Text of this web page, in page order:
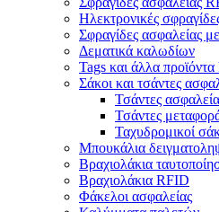
Ηλεκτρονικές
Σφραγίδες ασφαλείας
Δεματικά καλωδίων
Tags και άλλα
Σάκοι και τσάντες
Τσάντες
Τσάντες
Ταχυδρομικοί
Μπουκάλια
Βραχιολάκια
Βραχιολάκια RFID
Φάκελοι ασφαλείας